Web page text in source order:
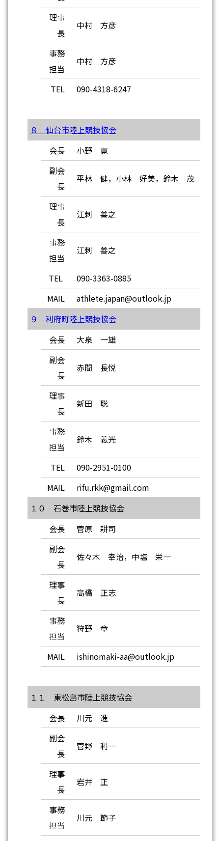
理事
長
中村 方彦
事務
担当
中村 方彦
TEL 090-4318-6247
８ 仙台市陸上競技協会
会長
小野 寛
副会
長
平林 健，小林 好美，鈴木 茂
理事
長
江刺 善之
事務
担当
江刺 善之
TEL
090-3363-0885
MAIL
athlete.japan@outlook.jp
９ 利府町陸上競技協会
会長
大泉 一雄
副会
長
赤間 長悦
理事
長
新田 聡
事務
担当
鈴木 義光
TEL
090-2951-0100
MAIL
rifu.rkk@gmail.com
１０ 石巻市陸上競技協会
会長
菅原 耕司
副会
長
佐々木 幸治，中塩 栄一
理事
長
高橋 正志
事務
担当
狩野 章
MAIL ishinomaki-aa@outlook.jp
１１ 東松島市陸上競技協会
会長
川元 進
副会
長
菅野 利一
理事
長
岩井 正
事務
担当
川元 節子